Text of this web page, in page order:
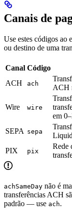
Canais de
Use estes códigos ao
ou destino de uma
Canal Código
ACH
ach
ACH
Wire wire
em
SEPA sepa
PIX
pix
Rede
achSameDay não é
transferências ACH
padrão — use ach.